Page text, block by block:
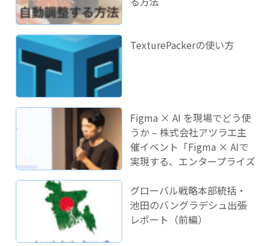
TexturePackerの使い方
Figma × AI を現場でどう使
うか – 株式会社アツラエ主
催イベント「Figma × AIで
実現する、エンタープライズ
ました！
グローバル戦略本部統括・
池田のバングラデシュ出張
レポート（前編）